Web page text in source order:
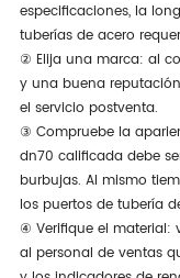
especificaciones, la
tuberías de acero
② Elija una marca: al
y una buena
el servicio postventa.
③ Compruebe la
dn70 calificada debe
burbujas. Al mismo
los puertos de tubería
④ Verifique el material:
al personal de ventas